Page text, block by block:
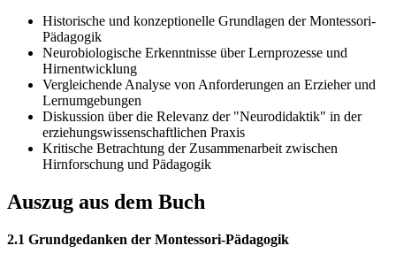
Historische und konzeptionelle Grundlagen der Montessori-
Pädagogik
Neurobiologische Erkenntnisse über Lernprozesse und
Hirnentwicklung
Vergleichende Analyse von Anforderungen an Erzieher und
Lernumgebungen
Diskussion über die Relevanz der "Neurodidaktik" in der
erziehungswissenschaftlichen Praxis
Kritische Betrachtung der Zusammenarbeit zwischen
Hirnforschung und Pädagogik
Auszug aus dem Buch
2.1 Grundgedanken der Montessori-Pädagogik